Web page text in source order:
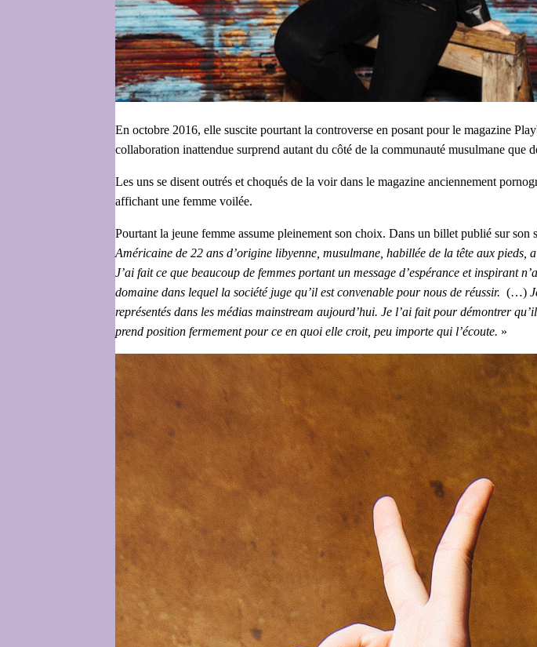
En octobre 2016, elle suscite pourtant la controverse en posant pour le magazine
collaboration inattendue surprend autant du côté de la communauté musulmane que
Les uns se disent outrés et choqués de la voir dans le magazine anciennement
affichant une femme voilée.
Pourtant la jeune femme assume pleinement son choix. Dans un billet publié sur son
Américaine de 22 ans d’origine libyenne, musulmane, habillée de la tête aux
J’ai fait ce que beaucoup de femmes portant un message d’espérance et inspirant
domaine dans lequel la société juge qu’il est convenable pour nous de réussir. (…)
représentés dans les médias mainstream aujourd’hui. Je l’ai fait pour démontrer
prend position fermement pour ce en quoi elle croit, peu importe qui l’écoute. »